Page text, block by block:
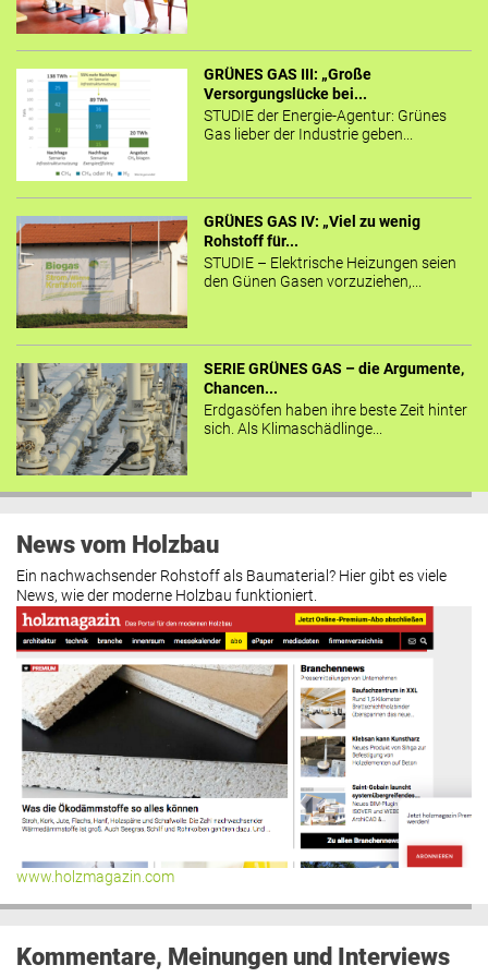
GRÜNES GAS III: „Große
Versorgungslücke bei...
STUDIE der Energie-Agentur: Grünes
Gas lieber der Industrie geben...
GRÜNES GAS IV: „Viel zu wenig
Rohstoff für...
STUDIE – Elektrische Heizungen seien
den Günen Gasen vorzuziehen,...
SERIE GRÜNES GAS – die Argumente,
Chancen...
Erdgasöfen haben ihre beste Zeit hinter
sich. Als Klimaschädlinge...
News vom Holzbau
Ein nachwachsender Rohstoff als Baumaterial? Hier gibt es viele
News, wie der moderne Holzbau funktioniert.
www.holzmagazin.com
Kommentare, Meinungen und Interviews